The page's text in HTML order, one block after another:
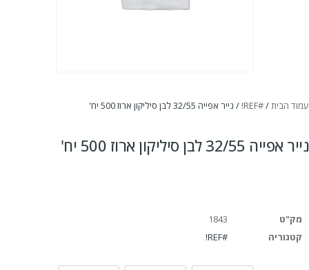
עמוד הבית/
#REF! / נייר אפייה 32/55 לבן סיליקון ארוז 500 יח'
נייר אפייה 32/55 לבן סיליקון ארוז 500 יח'
מק"ט
1843
קטגוריה
#REF!